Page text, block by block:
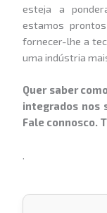
esteja a
estamos
fornecer-lhe a
uma indústria
Quer saber
integrados nos
Fale connosco.
.